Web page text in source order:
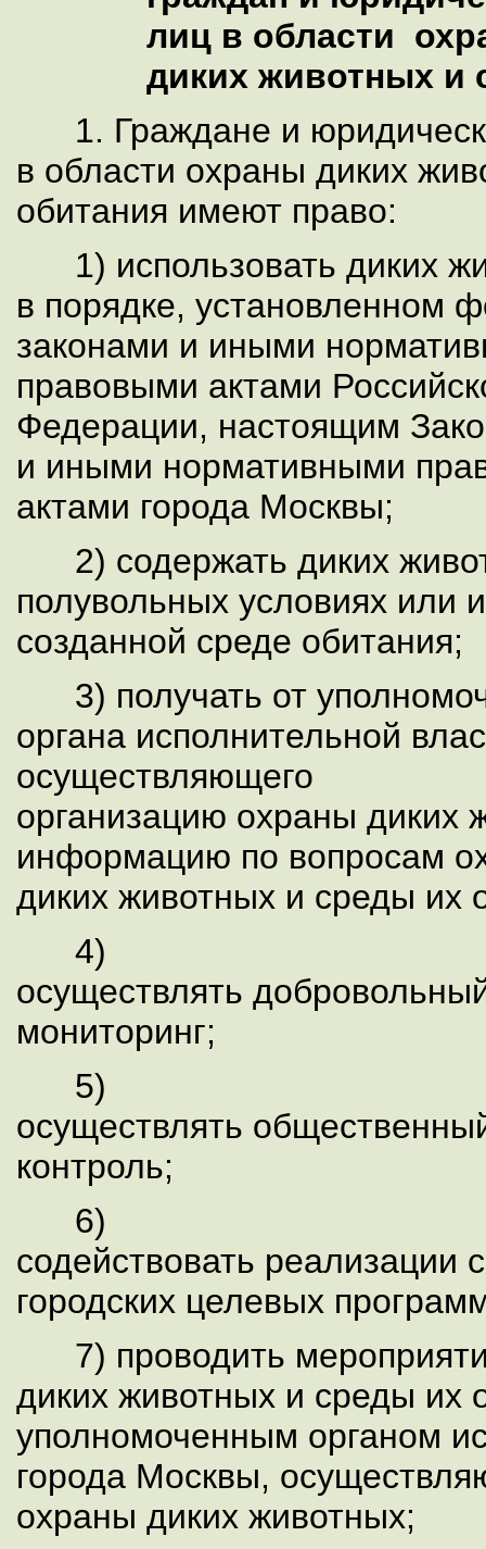
лиц в области
диких животных и
1. Граждане и
в области охраны диких
обитания имеют право:
1) использовать диких
в порядке, установленном
законами и иными
правовыми актами
Федерации, настоящим
и иными нормативными
актами города Москвы;
2) содержать диких
полувольных условиях или
созданной среде обитания;
3) получать от
органа исполнительной
осуществляющего
организацию охраны диких
информацию по вопросам
диких животных и среды их
4)
осуществлять
мониторинг;
5)
осуществлять
контроль;
6)
содействовать реализации
городских целевых
7) проводить
диких животных и среды их
уполномоченным органом
города Москвы,
охраны диких животных;